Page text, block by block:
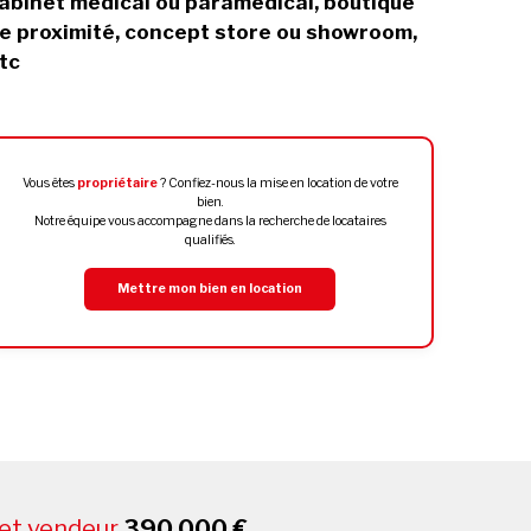
proximité, concept store ou showroom,
Vous êtes propriétaire? Confiez-nous la mise en location de votre
bien.
Notre équipe vous accompagne dans la recherche de locataires
qualifiés.
Mettre mon bien en location